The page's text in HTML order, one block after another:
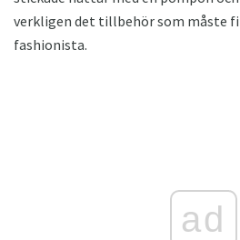
verkligen det tillbehör som måste
fashionista.
ad